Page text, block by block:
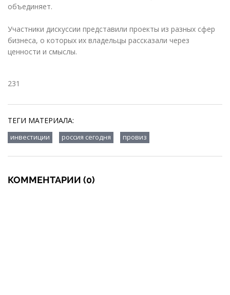
объединяет.
Участники дискуссии представили проекты из разных сфер
бизнеса, о которых их владельцы рассказали через
ценности и смыслы.
231
ТЕГИ МАТЕРИАЛА:
инвестиции россия сегодня провиз
КОММЕНТАРИИ (0)